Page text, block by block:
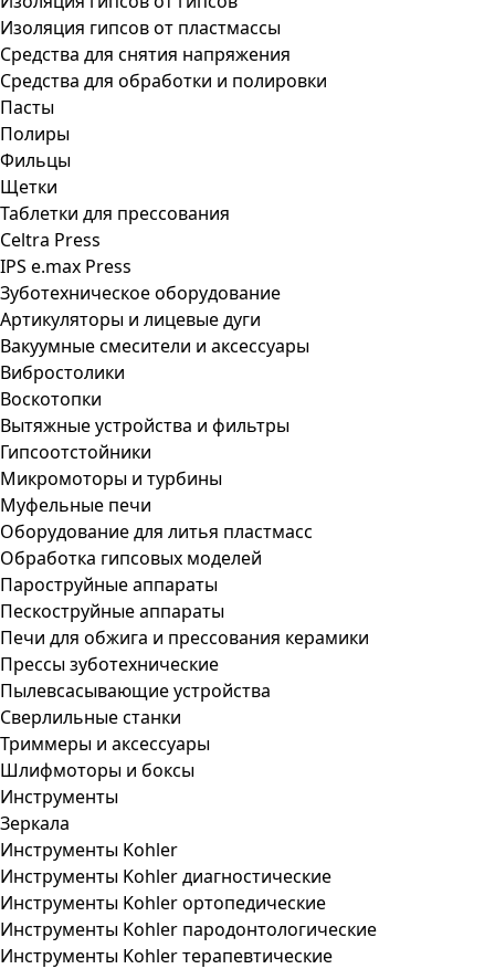
Изоляция гипсов от пластмассы
Средства для снятия напряжения
Средства для обработки и полировки
Пасты
Полиры
Фильцы
Щетки
Таблетки для прессования
Celtra Press
IPS e.max Press
Зуботехническое оборудование
Артикуляторы и лицевые дуги
Вакуумные смесители и аксессуары
Вибростолики
Воскотопки
Вытяжные устройства и фильтры
Гипсоотстойники
Микромоторы и турбины
Муфельные печи
Оборудование для литья пластмасс
Обработка гипсовых моделей
Пароструйные аппараты
Пескоструйные аппараты
Печи для обжига и прессования керамики
Прессы зуботехнические
Пылевсасывающие устройства
Сверлильные станки
Триммеры и аксессуары
Шлифмоторы и боксы
Инструменты
Зеркала
Инструменты Kohler
Инструменты Kohler диагностические
Инструменты Kohler ортопедические
Инструменты Kohler пародонтологические
Инструменты Kohler терапевтические